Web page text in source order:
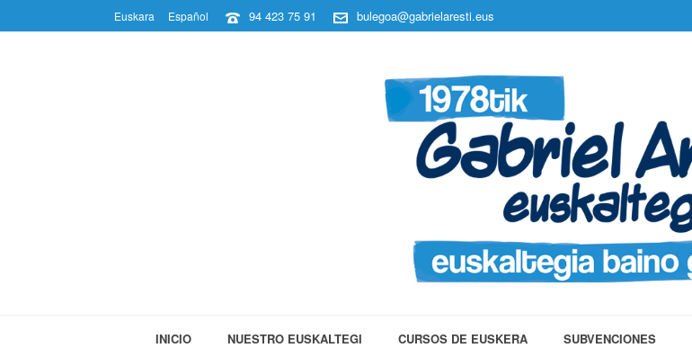
Euskara Español 94 423 75 91 bulegoa@gabrielaresti.eus
INICIO NUESTRO EUSKALTEGI CURSOS DE EUSKERA SUBVENCIONES